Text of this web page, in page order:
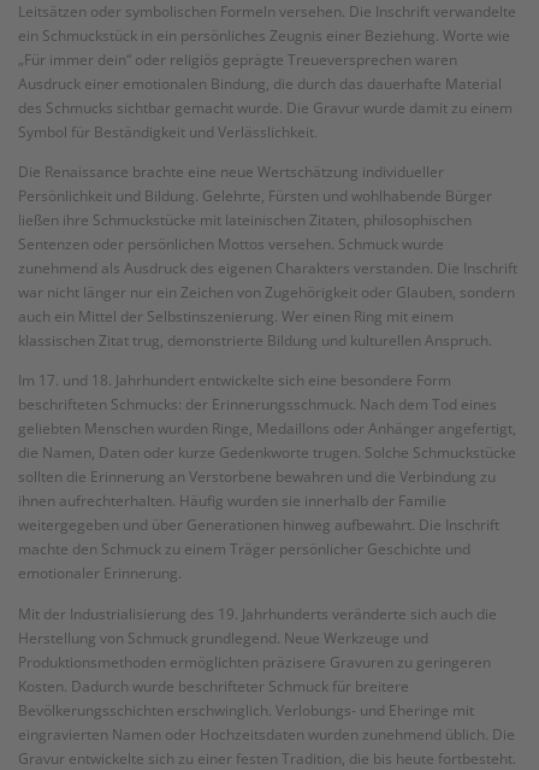
Leitsätzen oder symbolischen Formeln versehen. Die Inschrift verwandelte
ein Schmuckstück in ein persönliches Zeugnis einer Beziehung. Worte wie
„Für immer dein“ oder religiös geprägte Treueversprechen waren
Ausdruck einer emotionalen Bindung, die durch das dauerhafte Material
des Schmucks sichtbar gemacht wurde. Die Gravur wurde damit zu einem
Symbol für Beständigkeit und Verlässlichkeit.
Die Renaissance brachte eine neue Wertschätzung individueller
Persönlichkeit und Bildung. Gelehrte, Fürsten und wohlhabende Bürger
ließen ihre Schmuckstücke mit lateinischen Zitaten, philosophischen
Sentenzen oder persönlichen Mottos versehen. Schmuck wurde
zunehmend als Ausdruck des eigenen Charakters verstanden. Die Inschrift
war nicht länger nur ein Zeichen von Zugehörigkeit oder Glauben, sondern
auch ein Mittel der Selbstinszenierung. Wer einen Ring mit einem
klassischen Zitat trug, demonstrierte Bildung und kulturellen Anspruch.
Im 17. und 18. Jahrhundert entwickelte sich eine besondere Form
beschrifteten Schmucks: der Erinnerungsschmuck. Nach dem Tod eines
geliebten Menschen wurden Ringe, Medaillons oder Anhänger angefertigt,
die Namen, Daten oder kurze Gedenkworte trugen. Solche Schmuckstücke
sollten die Erinnerung an Verstorbene bewahren und die Verbindung zu
ihnen aufrechterhalten. Häufig wurden sie innerhalb der Familie
weitergegeben und über Generationen hinweg aufbewahrt. Die Inschrift
machte den Schmuck zu einem Träger persönlicher Geschichte und
emotionaler Erinnerung.
Mit der Industrialisierung des 19. Jahrhunderts veränderte sich auch die
Herstellung von Schmuck grundlegend. Neue Werkzeuge und
Produktionsmethoden ermöglichten präzisere Gravuren zu geringeren
Kosten. Dadurch wurde beschrifteter Schmuck für breitere
Bevölkerungsschichten erschwinglich. Verlobungs- und Eheringe mit
eingravierten Namen oder Hochzeitsdaten wurden zunehmend üblich. Die
Gravur entwickelte sich zu einer festen Tradition, die bis heute fortbesteht.